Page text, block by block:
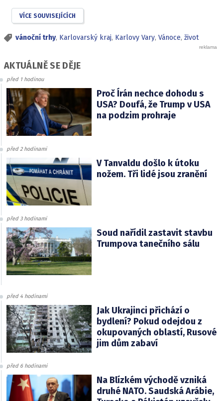
VÍCE SOUVISEJÍCÍCH
vánoční trhy, Karlovarský kraj, Karlovy Vary, Vánoce, život
AKTUÁLNĚ SE DĚJE
před 1 hodinou
Proč Írán nechce dohodu s
USA? Doufá, že Trump v USA
na podzim prohraje
před 2 hodinami
V Tanvaldu došlo k útoku
nožem. Tři lidé jsou zranění
před 3 hodinami
Soud nařídil zastavit stavbu
Trumpova tanečního sálu
před 4 hodinami
Jak Ukrajinci přichází o
bydlení? Pokud odejdou z
okupovaných oblastí, Rusové
jim dům zabaví
před 6 hodinami
Na Blízkém východě vzniká
druhé NATO. Saudská Arábie,